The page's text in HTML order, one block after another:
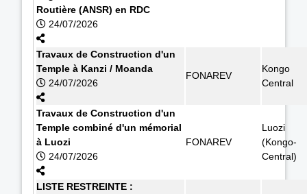
Routière (ANSR) en RDC
24/07/2026
Travaux de Construction d'un
Temple à Kanzi / Moanda
24/07/2026
FONAREV
Kongo
Central
Travaux de Construction d'un
Temple combiné d'un mémorial
à Luozi
24/07/2026
FONAREV
Luozi
(Kongo-
Central)
LISTE RESTREINTE :